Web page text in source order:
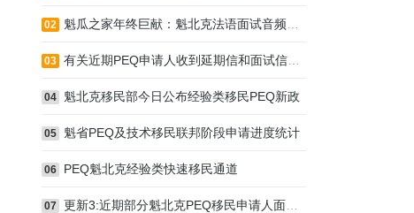
02 魁瓜之家年终巨献：魁北克法语面试音频指导
03 有关近期PEQ申请人收到延期信和面试信的通知
04 魁北克移民部今日公布经验类移民PEQ新政
05 魁省PEQ及技术移民联邦阶段申请进度统计
06 PEQ魁北克经验类快速移民通道
07 更新3:近期部分魁北克PEQ移民申请人面试情况